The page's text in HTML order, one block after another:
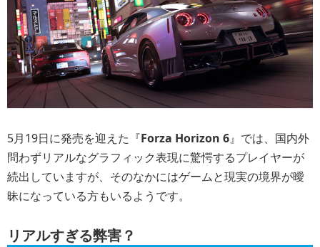
5月19日に発売を迎えた『Forza Horizon 6』では、国内外
問わずリアルなグラフィック表現に驚愕するプレイヤーが
続出していますが、そのなかにはゲームと現実の境界が曖
昧になっている方もいるようです。
リアルすぎる弊害？